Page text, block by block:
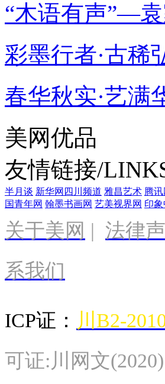
“木语有声”—
彩墨行者·古
春华秋实·艺
美网优品
友情链接/
半月谈 新华网四川频道 雅昌艺术 腾讯
国青年网 翰墨书画网 艺美视界网 印象
关于美网 | 法律
系我们
ICP证： 川B2-
可证:川网文